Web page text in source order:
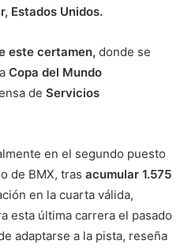
Estados Unidos.
este certamen, donde se
Copa del Mundo
de Servicios
en el segundo puesto
de BMX, tras acumular 1.575
en la cuarta válida,
esta última carrera el pasado
adaptarse a la pista, reseña